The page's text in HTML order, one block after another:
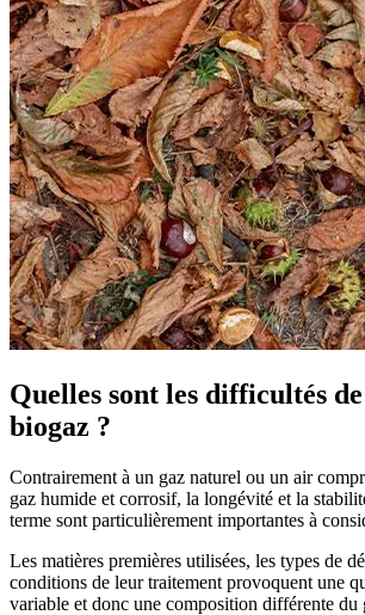
Quelles sont les difficultés
biogaz ?
Contrairement à un gaz naturel ou un air
gaz humide et corrosif, la longévité et la
terme sont particulièrement importantes à
Les matières premières utilisées, les types de
conditions de leur traitement provoquent une
variable et donc une composition différente du